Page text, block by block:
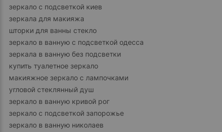
зеркало с подсветкой киев
зеркала для макияжа
шторки для ванны стекло
зеркало в ванную с подсветкой одесса
зеркала в ванную без подсветки
купить туалетное зеркало
макияжное зеркало с лампочками
угловой стеклянный душ
зеркало в ванную кривой рог
зеркало с подсветкой запорожье
зеркало в ванную николаев